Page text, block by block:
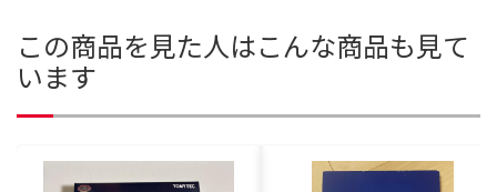
この商品を見た人はこんな商品も見て
います